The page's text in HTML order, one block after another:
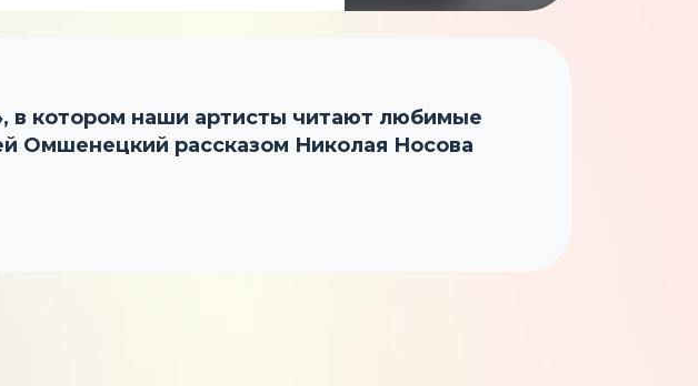
в котором наши артисты читают любимые
Омшенецкий рассказом Николая Носова